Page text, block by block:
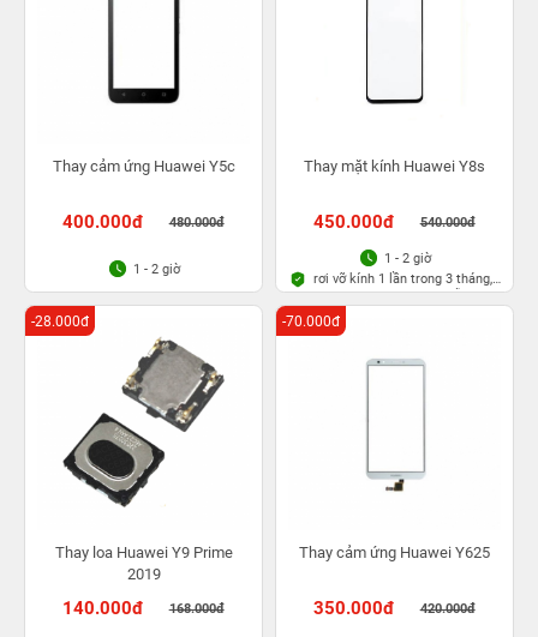
Thay cảm ứng Huawei Y5c
400.000đ 480.000đ
1 - 2 giờ
Thay mặt kính Huawei Y8s
450.000đ 540.000đ
1 - 2 giờ
rơi vỡ kính 1 lần trong 3 tháng,
Bảo hành bụi bọt vĩnh viễn
Thay loa Huawei Y9 Prime
2019
140.000đ 168.000đ
-28.000đ
Thay cảm ứng Huawei Y625
350.000đ 420.000đ
-70.000đ